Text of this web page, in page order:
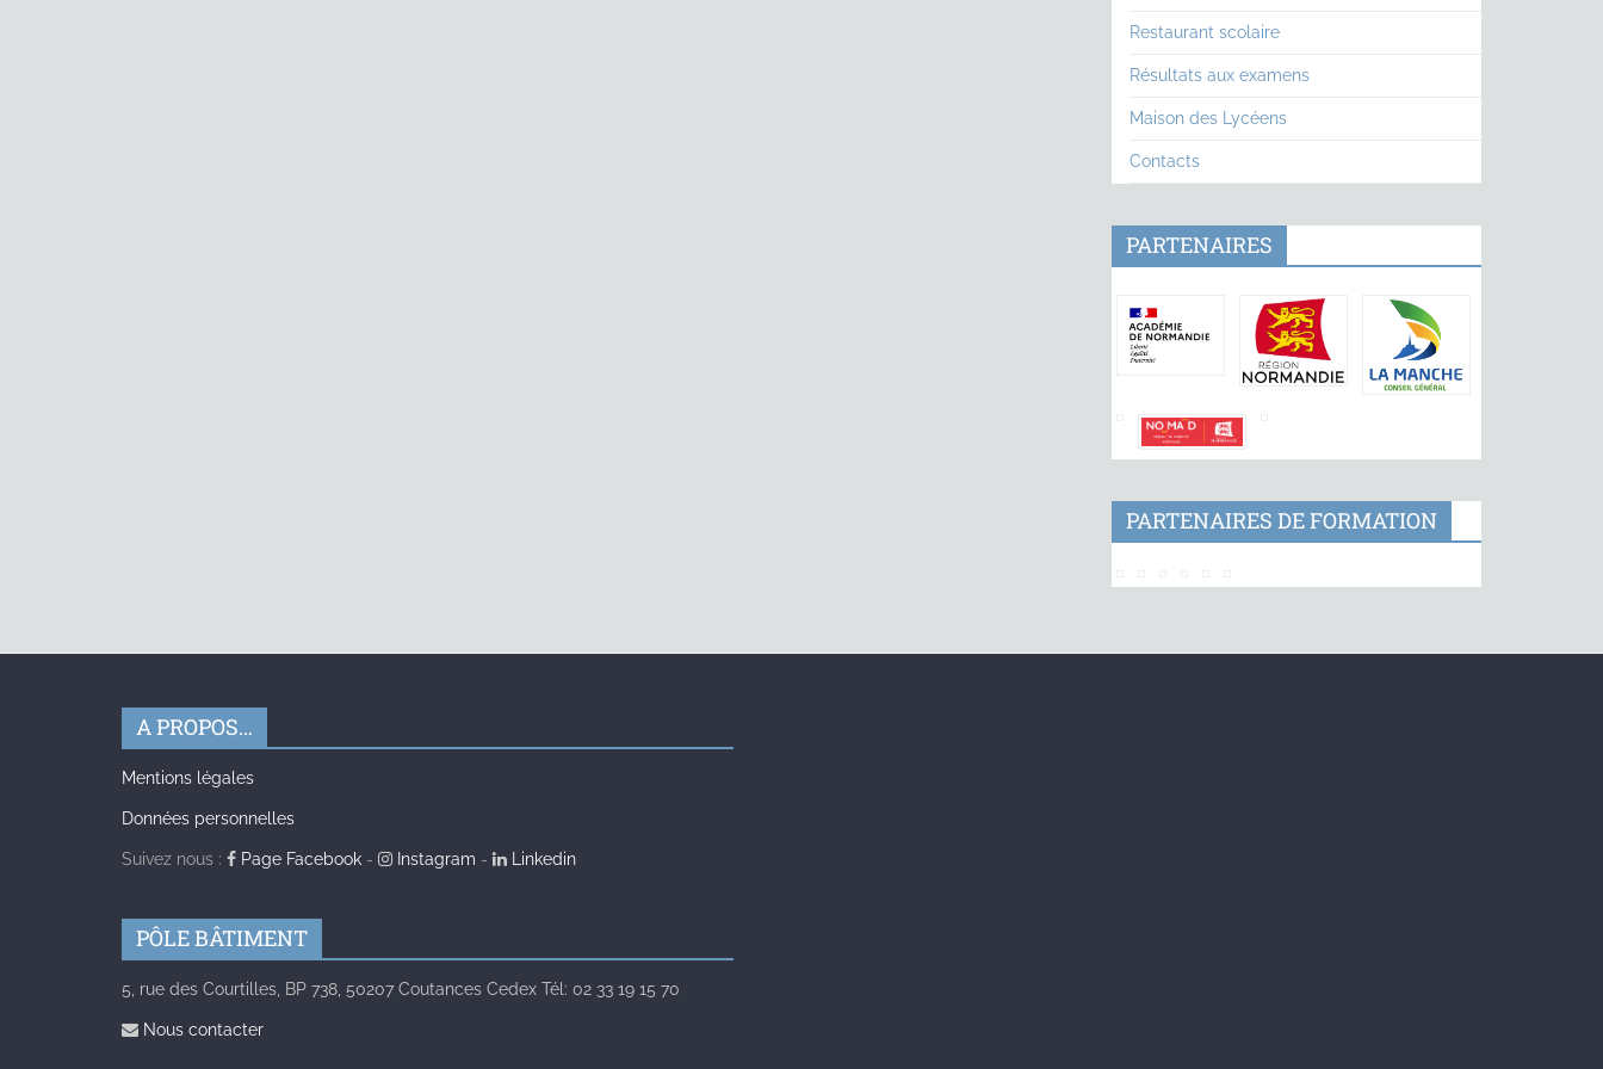
Restaurant scolaire
Résultats aux examens
Maison des Lycéens
Contacts
PARTENAIRES
PARTENAIRES DE FORMATION
A PROPOS…
Mentions légales
Données personnelles
Suivez nous : Page Facebook - Instagram - Linkedin
PÔLE BÂTIMENT
5, rue des Courtilles, BP 738, 50207 Coutances Cedex Tél: 02 33 19 15 70
Nous contacter